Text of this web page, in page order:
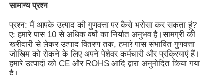
डिजिटल इंटरएक्टिव स्मार्ट बोर्ड
लंबवत डिजिटल साइनेज
फ्लोर स्टैंडिंग इंटरएक्टिव कियोस्क
सामान्य प्रश्न
प्रश्न: मैं आपके उत्पाद की गुणवत्ता पर कैसे भरोसा कर सकता हूं?
ए: हमारे पास 10 से अधिक वर्षों का निर्यात अनुभव है।सामग्री की
खरीदारी से लेकर उत्पाद वितरण तक, हमारे पास संभावित गुणवत्ता
जोखिम को रोकने के लिए अपने पेशेवर कर्मचारी और प्रक्रियाएं हैं।
हमारे उत्पादों को CE और ROHS आदि द्वारा अनुमोदित किया गया